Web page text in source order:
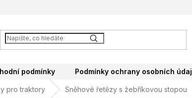
podmínky Podmínky ochrany osobních
pro traktory Sněhové řetězy s žebříkovou stopou